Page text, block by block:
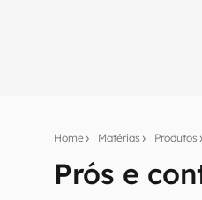
Home Matérias Produtos
Prós e